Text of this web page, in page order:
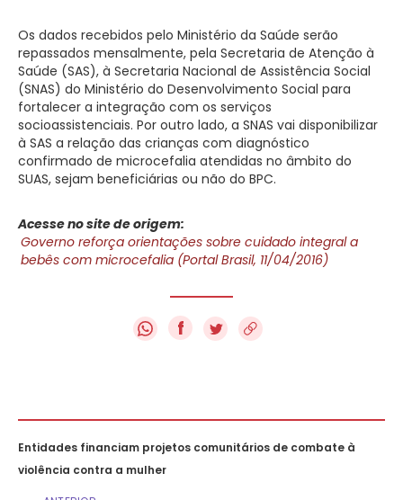
Os dados recebidos pelo Ministério da Saúde serão
repassados mensalmente, pela Secretaria de Atenção à
Saúde (SAS), à Secretaria Nacional de Assistência Social
(SNAS) do Ministério do Desenvolvimento Social para
fortalecer a integração com os serviços
socioassistenciais. Por outro lado, a SNAS vai disponibilizar
à SAS a relação das crianças com diagnóstico
confirmado de microcefalia atendidas no âmbito do
SUAS, sejam beneficiárias ou não do BPC.
Acesse no site de origem:
Governo reforça orientações sobre cuidado integral a
bebês com microcefalia (Portal Brasil, 11/04/2016)
f
Entidades financiam projetos comunitários de combate à
violência contra a mulher